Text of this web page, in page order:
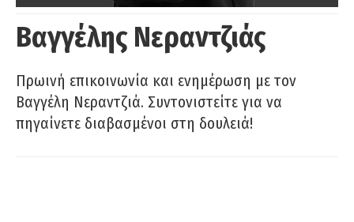
Βαγγέλης Νεραντζιάς
Πρωινή επικοινωνία και ενημέρωση με τον
Βαγγέλη Νεραντζιά. Συντονιστείτε για να
πηγαίνετε διαβασμένοι στη δουλειά!